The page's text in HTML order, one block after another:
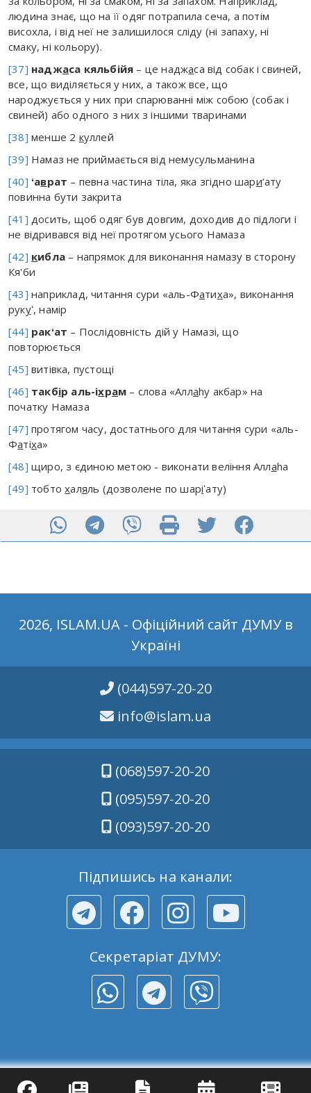
людина знає, що на її одяг потрапила сеча, а потім
висохла, і від неї не залишилося сліду (ні запаху, ні
смаку, ні кольору).
[37] наджаса кяльбійя – це наджаса від собак і свиней,
все, що виділяється у них, а також все, що
народжується у них при спарюванні між собою (собак і
свиней) або одного з них з іншими тваринами
[38] менше 2 куллей
[39] Намаз не приймається від немусульманина
[40] ʻаврат – певна частина тіла, яка згідно шари‘ату
повинна бути закрита
[41] досить, щоб одяг був довгим, доходив до підлоги і
не відривався від неї протягом усього Намаза
[42] кибла – напрямок для виконання намазу в сторону
Кя'би
[43] наприклад, читання сури «аль-Фатиха», виконання
рукуʻ, намір
[44] ракʻат – Послідовність дій у Намазі, що
повторюється
[45] витівка, пустощі
[46] такбір аль-іхрам – слова «Аллаhу акбар» на
початку Намаза
[47] протягом часу, достатнього для читання сури «аль-
Фатіха»
[48] щиро, з єдиною метою - виконати веління Аллаhа
[49] тобтохаляль (дозволене по шаріʻату)
2026, ISLAM.UA - Офіційний сайт ДУМУ в
Україні
(044)597-20-20
info@islam.ua
(068)597-20-20
(095)597-20-20
(093)597-20-20
Підпишись на канали:
Секретаріат ДУМУ: